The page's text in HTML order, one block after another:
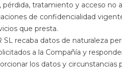
tratamiento y acceso
de confidencialidad
que presta.
recaba datos de naturaleza
a la Compañía y
los datos y